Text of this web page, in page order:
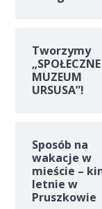
Tworzymy
„SPOŁECZNE
MUZEUM
URSUSA”!
Sposób na
wakacje w
mieście –
letnie w
Pruszkowie